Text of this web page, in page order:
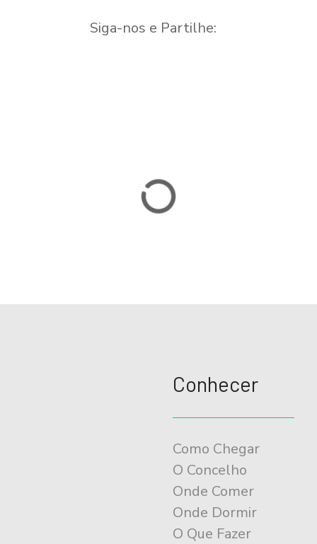
Siga-nos e Partilhe:
Conhecer
Como Chegar
O Concelho
Onde Comer
Onde Dormir
O Que Fazer